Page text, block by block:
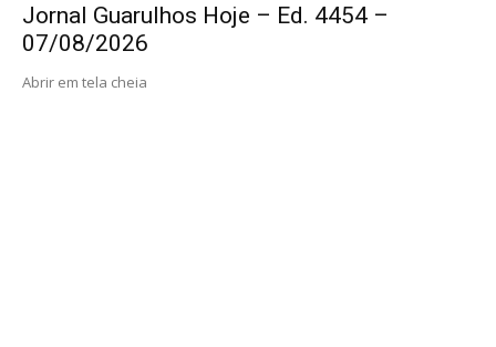
Jornal Guarulhos Hoje – Ed. 4454 –
07/08/2026
Abrir em tela cheia